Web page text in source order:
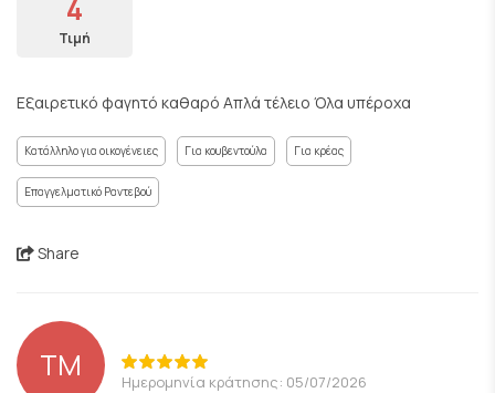
4
Τιμή
Εξαιρετικό φαγητό καθαρό Απλά τέλειο Όλα υπέροχα
Κατάλληλο για οικογένειες Για κουβεντούλα Για κρέας
Επαγγελματικό Ραντεβού
Share
ΤΜ Ημερομηνία κράτησης: 05/07/2026